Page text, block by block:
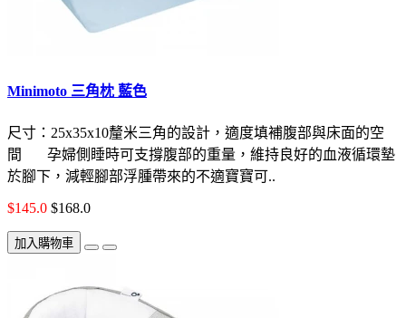
Minimoto 三角枕 藍色
尺寸：25x35x10釐米三角的設計，適度填補腹部與床面的空
間 孕婦側睡時可支撐腹部的重量，維持良好的血液循環墊
於腳下，減輕腳部浮腫帶來的不適寶寶可..
$145.0 $168.0
加入購物車